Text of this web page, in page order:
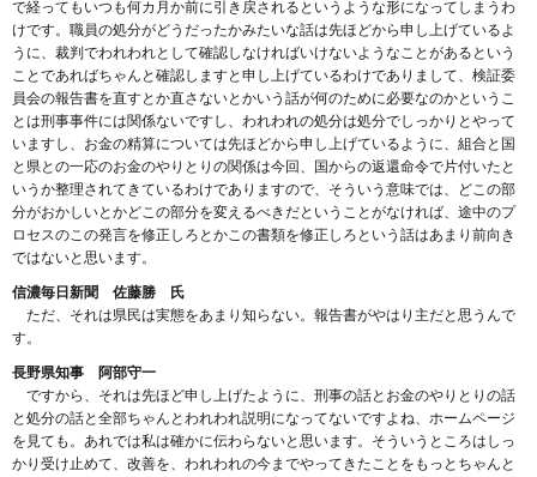
で経ってもいつも何カ月か前に引き戻されるというような形になってしまうわ
けです。職員の処分がどうだったかみたいな話は先ほどから申し上げているよ
うに、裁判でわれわれとして確認しなければいけないようなことがあるという
ことであればちゃんと確認しますと申し上げているわけでありまして、検証委
員会の報告書を直すとか直さないとかいう話が何のために必要なのかというこ
とは刑事事件には関係ないですし、われわれの処分は処分でしっかりとやって
いますし、お金の精算については先ほどから申し上げているように、組合と国
と県との一応のお金のやりとりの関係は今回、国からの返還命令で片付いたと
いうか整理されてきているわけでありますので、そういう意味では、どこの部
分がおかしいとかどこの部分を変えるべきだということがなければ、途中のプ
ロセスのこの発言を修正しろとかこの書類を修正しろという話はあまり前向き
ではないと思います。
信濃毎日新聞 佐藤勝 氏
ただ、それは県民は実態をあまり知らない。報告書がやはり主だと思うんで
す。
長野県知事 阿部守一
ですから、それは先ほど申し上げたように、刑事の話とお金のやりとりの話
と処分の話と全部ちゃんとわれわれ説明になってないですよね、ホームページ
を見ても。あれでは私は確かに伝わらないと思います。そういうところはしっ
かり受け止めて、改善を、われわれの今までやってきたことをもっとちゃんと